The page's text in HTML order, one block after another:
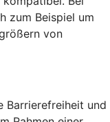
zum Beispiel um
von
Barrierefreiheit und